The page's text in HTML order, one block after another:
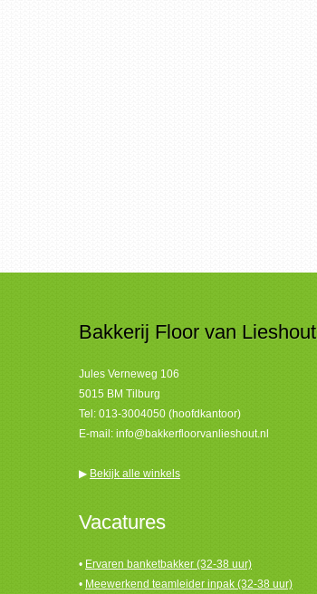
Bakkerij Floor van Lieshout
Jules Verneweg 106
5015 BM Tilburg
Tel: 013-3004050 (hoofdkantoor)
E-mail: info@bakkerfloorvanlieshout.nl
▶ Bekijk alle winkels
Vacatures
• Ervaren banketbakker (32-38 uur)
• Meewerkend teamleider inpak (32-38 uur)